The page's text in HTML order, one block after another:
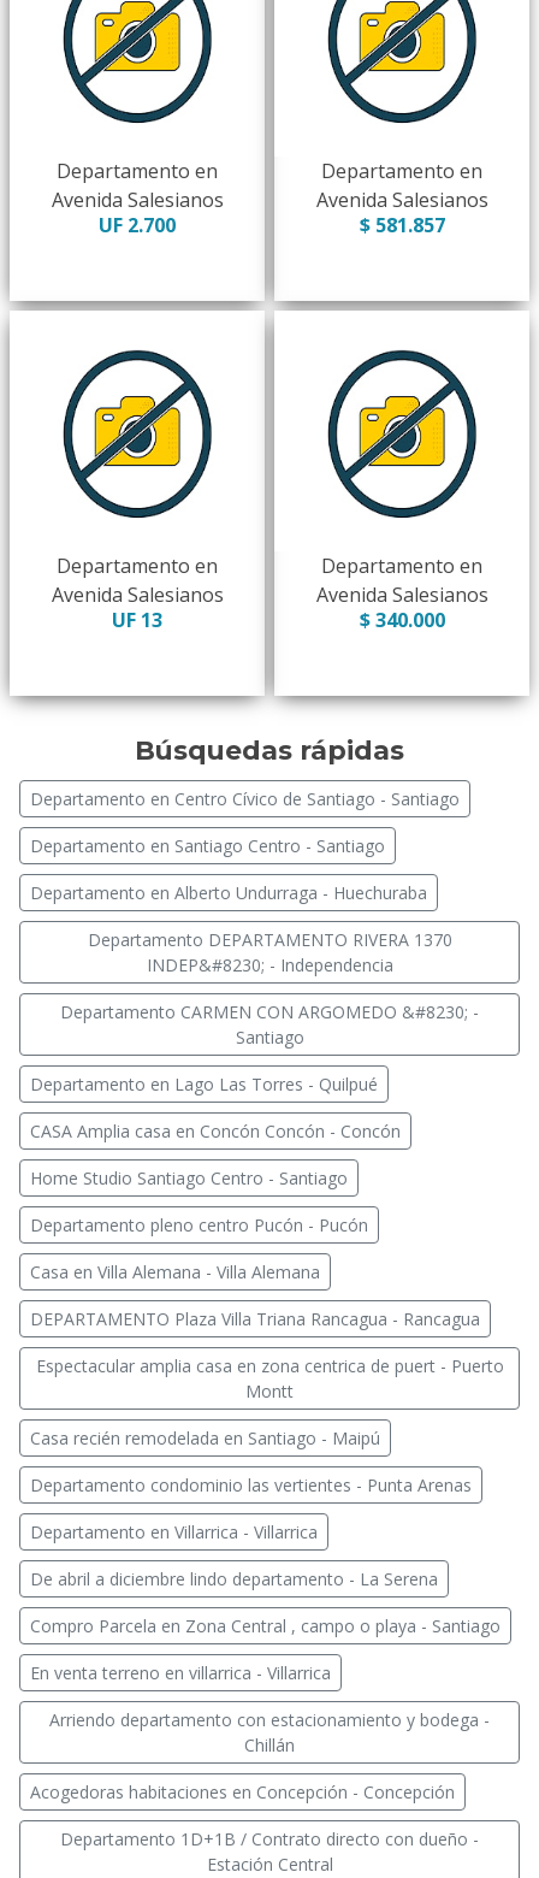
Departamento en
Avenida Salesianos
UF 2.700
Departamento en
Avenida Salesianos
$ 581.857
Departamento en
Avenida Salesianos
UF 13
Departamento en
Avenida Salesianos
$ 340.000
Búsquedas rápidas
Departamento en Centro Cívico de Santiago - Santiago
Departamento en Santiago Centro - Santiago
Departamento en Alberto Undurraga - Huechuraba
Departamento DEPARTAMENTO RIVERA 1370
INDEP&#8230; - Independencia
Departamento CARMEN CON ARGOMEDO &#8230; -
Santiago
Departamento en Lago Las Torres - Quilpué
CASA Amplia casa en Concón Concón - Concón
Home Studio Santiago Centro - Santiago
Departamento pleno centro Pucón - Pucón
Casa en Villa Alemana - Villa Alemana
DEPARTAMENTO Plaza Villa Triana Rancagua - Rancagua
Espectacular amplia casa en zona centrica de puert - Puerto
Montt
Casa recién remodelada en Santiago - Maipú
Departamento condominio las vertientes - Punta Arenas
Departamento en Villarrica - Villarrica
De abril a diciembre lindo departamento - La Serena
Compro Parcela en Zona Central , campo o playa - Santiago
En venta terreno en villarrica - Villarrica
Arriendo departamento con estacionamiento y bodega -
Chillán
Acogedoras habitaciones en Concepción - Concepción
Departamento 1D+1B / Contrato directo con dueño -
Estación Central